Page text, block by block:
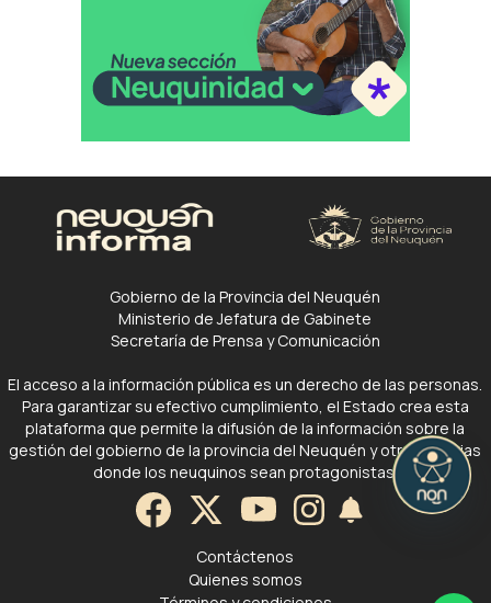
Gobierno de la Provincia del Neuquén
Ministerio de Jefatura de Gabinete
Secretaría de Prensa y Comunicación
El acceso a la información pública es un derecho de las personas.
Para garantizar su efectivo cumplimiento, el Estado crea esta
plataforma que permite la difusión de la información sobre la
gestión del gobierno de la provincia del Neuquén y otras noticias
donde los neuquinos sean protagonistas.
Contáctenos
Quienes somos